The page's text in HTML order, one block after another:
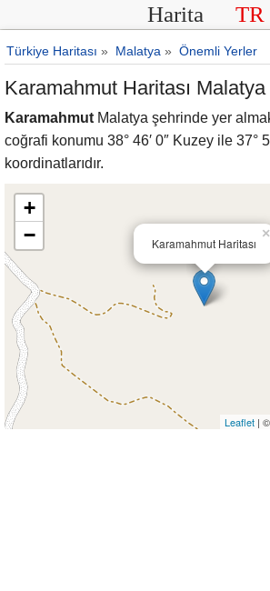
Harita TR
Türkiye Haritası » Malatya » Önemli Yerler
Karamahmut Haritası Malatya
Karamahmut Malatya şehrinde yer
coğrafi konumu 38° 46′ 0″ Kuzey ile 37°
koordinatlarıdır.
Karamahmut Haritası
×
+
−
Leaflet | ©